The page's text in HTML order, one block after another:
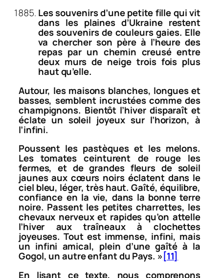
Les souvenirs d’une petite fille qui vit
dans les plaines d’Ukraine restent
des souvenirs de couleurs gaies. Elle
va chercher son père à l’heure des
repas par un chemin creusé entre
deux murs de neige trois fois plus
haut qu’elle.
Autour, les maisons blanches, longues et
basses, semblent incrustées comme des
champignons. Bientôt l’hiver disparaît et
éclate un soleil joyeux sur l’horizon, à
l’infini.
Poussent les pastèques et les melons.
Les tomates ceinturent de rouge les
fermes, et de grandes fleurs de soleil
jaunes aux cœurs noirs éclatent dans le
ciel bleu, léger, très haut. Gaîté, équilibre,
confiance en la vie, dans la bonne terre
noire. Passent les petites charrettes, les
chevaux nerveux et rapides qu’on attelle
l’hiver aux traîneaux à clochettes
joyeuses. Tout est immense, infini, mais
un infini amical, plein d’une gaîté à la
Gogol, un autre enfant du Pays. »[11]
En lisant ce texte, nous comprenons